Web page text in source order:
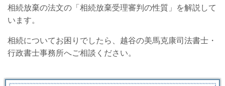
相続放棄の法文の「相続放棄受理審判の性質」を解説して
います。
相続についてお困りでしたら、越谷の美馬克康司法書士・
行政書士事務所へご相談ください。